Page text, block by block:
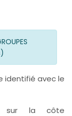
identifié avec le
sur la côte